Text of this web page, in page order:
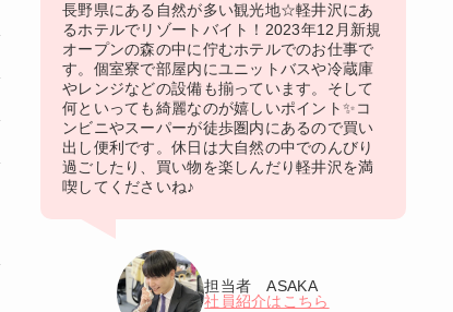
長野県にある自然が多い観光地☆軽井沢にあ
るホテルでリゾートバイト！2023年12月新規
オープンの森の中に佇むホテルでのお仕事で
す。個室寮で部屋内にユニットバスや冷蔵庫
やレンジなどの設備も揃っています。そして
何といっても綺麗なのが嬉しいポイント✨コ
ンビニやスーパーが徒歩圏内にあるので買い
出し便利です。休日は大自然の中でのんびり
過ごしたり、買い物を楽しんだり軽井沢を満
喫してくださいね♪
担当者 ASAKA
社員紹介はこちら